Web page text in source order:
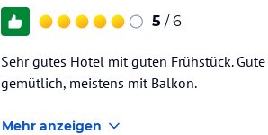
5 / 6
Sehr gutes Hotel mit guten Frühstück.
gemütlich, meistens mit Balkon.
Mehr anzeigen